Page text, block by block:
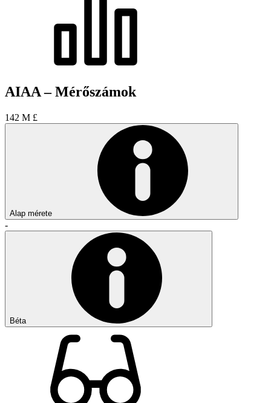
AIAA – Mérőszámok
142 M £
Alap mérete
-
Béta